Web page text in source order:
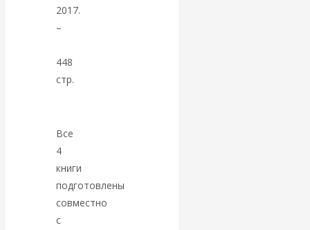
интервью и беседы
Катасонов.
коридоры:
«Паутина-2»
провалилась, но
2017.
–
448
стр.
Все
4
книги
подготовлены
совместно
с